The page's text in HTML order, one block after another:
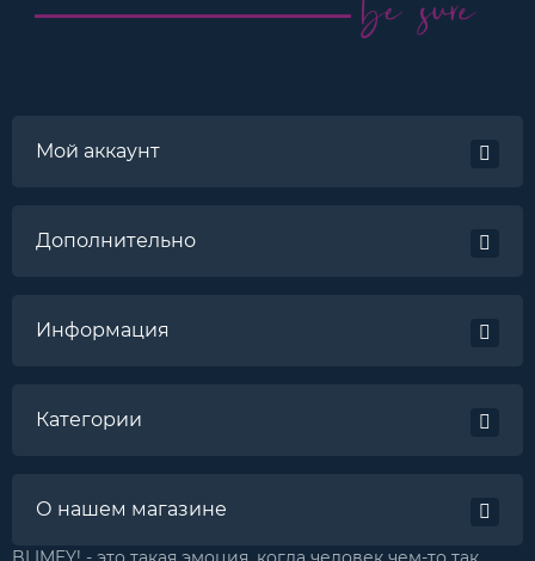
Мой аккаунт
Дополнительно
Информация
Категории
О нашем магазине